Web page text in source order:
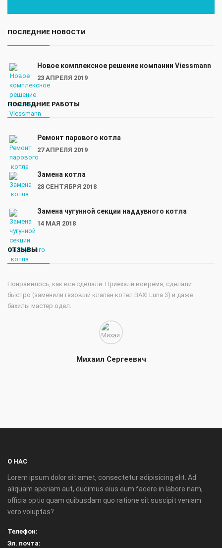
ПОСЛЕДНИЕ НОВОСТИ
Новое комплексное решение компании Viessmann
23 АПРЕЛЯ 2019
ПОСЛЕДНИЕ РАБОТЫ
Ремонт парового котла
27 АПРЕЛЯ 2019
Замена котла
28 СЕНТЯБРЯ 2018
Замена чугунной секции наддувного котла
14 МАЯ 2018
ОТЗЫВЫ
Понравилось, как все сделали. Приехали вовремя, сделали
быстро (заменили газовый клапан котел BAXI Luna 3) и даже
бахилы мастер одел.
Михаил Сергеевич
О НАС
Lorem ipsum dolor sit amet, consectetur adipisicing elit. Ad
aliquam aperiam aut, ducimus eius eum facere in labore nam,
officia optio quam quibusdam quo ratione sit suscipit veniam
vero voluptas?
Телефон:
Эл. почта: